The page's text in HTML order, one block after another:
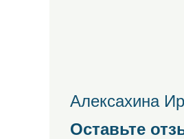
Алексахина
Оставьте